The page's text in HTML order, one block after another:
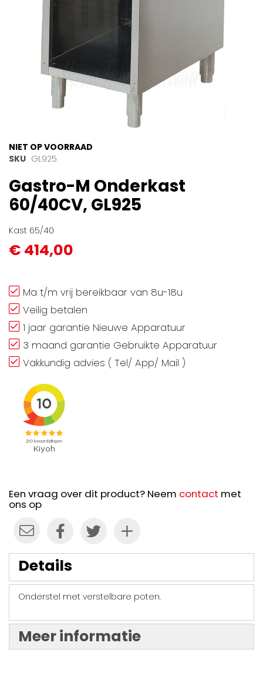
Ga
naar
begin
van
de
afbeeldingen-
gallerij
NIET OP VOORRAAD
SKU GL925
Gastro-M Onderkast
60/40CV, GL925
Kast 65/40
€ 414,00
Ma t/m vrij bereikbaar van 8u-18u
Veilig betalen
1 jaar garantie Nieuwe Apparatuur
3 maand garantie Gebruikte Apparatuur
Vakkundig advies ( Tel/ App/ Mail )
Een vraag over dit product? Neem contact met
ons op
Details
Onderstel met verstelbare poten.
Meer informatie